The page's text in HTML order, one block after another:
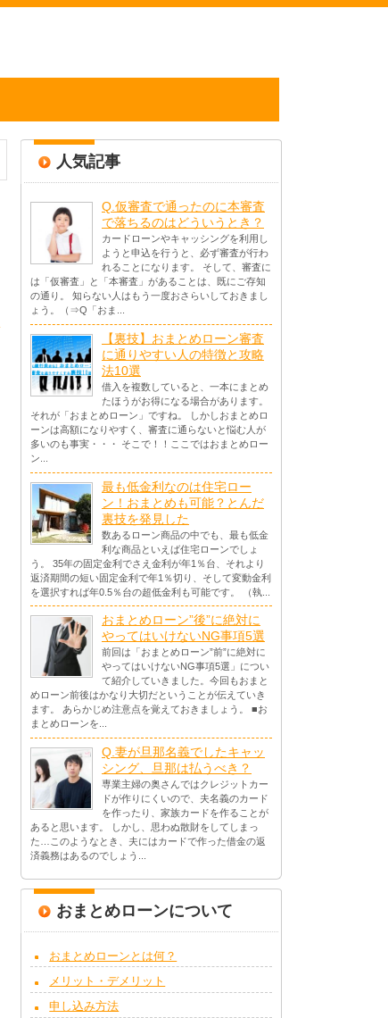
人気記事
Q.仮審査で通ったのに本審査
で落ちるのはどういうとき？
カードローンやキャッシングを利用し
ようと申込を行うと、必ず審査が行わ
れることになります。 そして、審査に
は「仮審査」と「本審査」があることは、既にご存知
の通り。 知らない人はもう一度おさらいしておきまし
ょう。（⇒Q「おま...
【裏技】おまとめローン審査
に通りやすい人の特徴と攻略
法10選
借入を複数していると、一本にまとめ
たほうがお得になる場合があります。
それが「おまとめローン」ですね。 しかしおまとめロ
ーンは高額になりやすく、審査に通らないと悩む人が
多いのも事実・・・ そこで！！ここではおまとめロー
ン...
最も低金利なのは住宅ロー
ン！おまとめも可能？とんだ
裏技を発見した
数あるローン商品の中でも、最も低金
利な商品といえば住宅ローンでしょ
う。 35年の固定金利でさえ金利が年1％台、それより
返済期間の短い固定金利で年1％切り、そして変動金利
を選択すれば年0.5％台の超低金利も可能です。 （執...
おまとめローン”後”に絶対に
やってはいけないNG事項5選
前回は「おまとめローン”前”に絶対に
やってはいけないNG事項5選」につい
て紹介していきました。今回もおまと
めローン前後はかなり大切だということが伝えていき
ます。 あらかじめ注意点を覚えておきましょう。 ■お
まとめローンを...
Q.妻が旦那名義でしたキャッ
シング、旦那は払うべき？
専業主婦の奥さんではクレジットカー
ドが作りにくいので、夫名義のカード
を作ったり、家族カードを作ることが
あると思います。 しかし、思わぬ散財をしてしまっ
た…このようなとき、夫にはカードで作った借金の返
済義務はあるのでしょう...
おまとめローンについて
おまとめローンとは何？
メリット・デメリット
申し込み方法